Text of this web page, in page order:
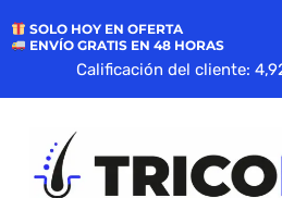
SOLO HOY EN OFERTA
ENVÍO GRATIS EN 48 HORAS
Calificación del cliente: